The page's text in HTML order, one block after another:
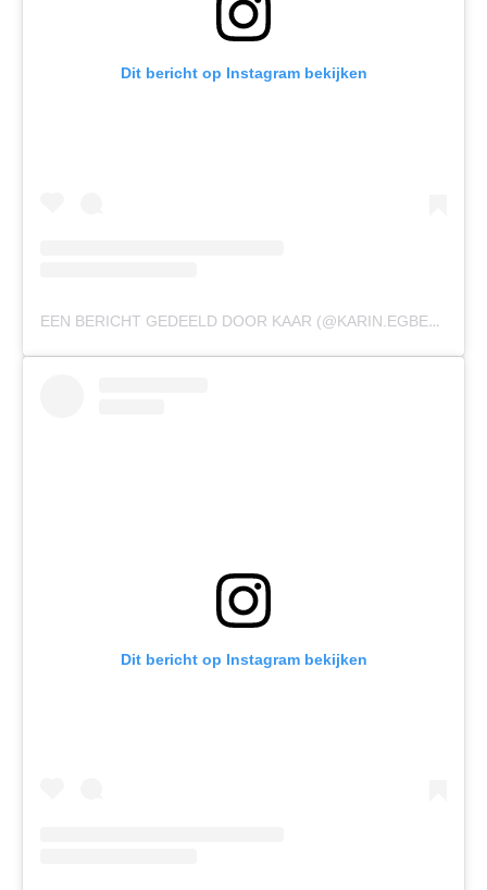
Dit bericht op Instagram bekijken
EEN BERICHT GEDEELD DOOR KAAR (@KARIN.EGBERTS)
Dit bericht op Instagram bekijken